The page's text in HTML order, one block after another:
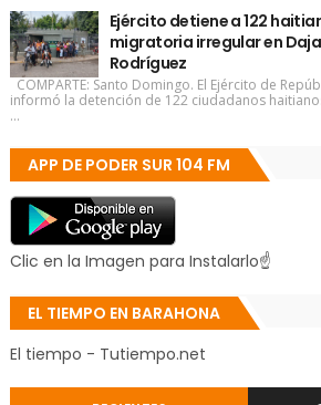
Ejército detiene a 122
migratoria irregular en
Rodríguez
COMPARTE: Santo Domingo. El Ejército de
informó la detención de 122 ciudadanos
...
APP DE PODER SUR 104 FM
Clic en la Imagen para Instalarlo☝
EL TIEMPO EN BARAHONA
El tiempo - Tutiempo.net